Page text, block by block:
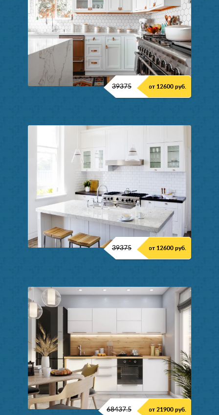
39375 от 12600 руб.
39375 от 12600 руб.
68437.5 от 21900 руб.